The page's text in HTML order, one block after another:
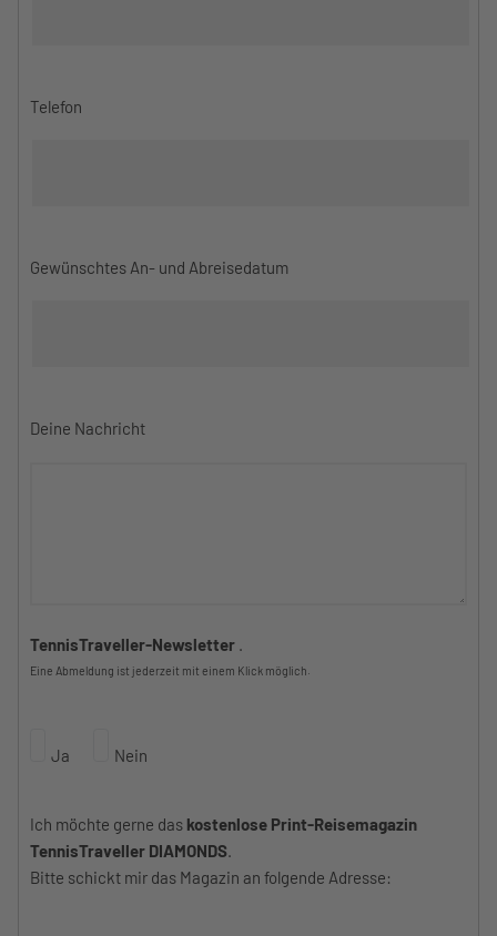
Telefon
Gewünschtes An- und Abreisedatum
Deine Nachricht
TennisTraveller-Newsletter .
Eine Abmeldung ist jederzeit mit einem Klick möglich.
Ja Nein
Ich möchte gerne das kostenlose Print-Reisemagazin
TennisTraveller DIAMONDS.
Bitte schickt mir das Magazin an folgende Adresse: